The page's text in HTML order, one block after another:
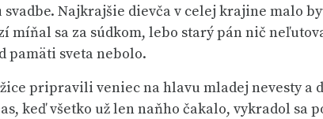
Najkrajšie dievča v celej krajine malo
míňal sa za súdkom, lebo starý pán nič
pamäti sveta nebolo.
pripravili veniec na hlavu mladej nevesty a
keď všetko už len naňho čakalo, vykradol sa